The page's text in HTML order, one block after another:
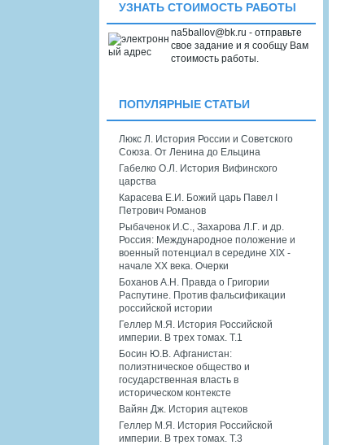
УЗНАТЬ СТОИМОСТЬ РАБОТЫ
na5ballov@bk.ru - отправьте
свое задание и я сообщу Вам
стоимость работы.
ПОПУЛЯРНЫЕ СТАТЬИ
Люкс Л. История России и Советского
Союза. От Ленина до Ельцина
Габелко О.Л. История Вифинского
царства
Карасева Е.И. Божий царь Павел I
Петрович Романов
Рыбаченок И.С., Захарова Л.Г. и др.
Россия: Международное положение и
военный потенциал в середине XIX -
начале XX века. Очерки
Боханов А.Н. Правда о Григории
Распутине. Против фальсификации
российской истории
Геллер М.Я. История Российской
империи. В трех томах. Т.1
Босин Ю.В. Афганистан:
полиэтническое общество и
государственная власть в
историческом контексте
Вайян Дж. История ацтеков
Геллер М.Я. История Российской
империи. В трех томах. Т.3